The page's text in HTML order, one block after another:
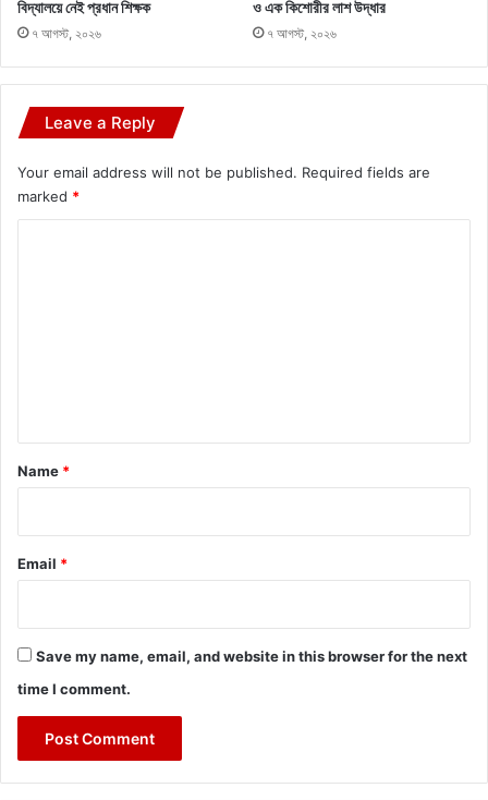
বিদ্যালয়ে নেই প্রধান শিক্ষক
৭ আগস্ট, ২০২৬
ও এক কিশোরীর লাশ উদ্ধার
৭ আগস্ট, ২০২৬
Leave a Reply
Your email address will not be published. Required fields are
marked *
*
Name *
Email *
Save my name, email, and website in this browser for the next
time I comment.